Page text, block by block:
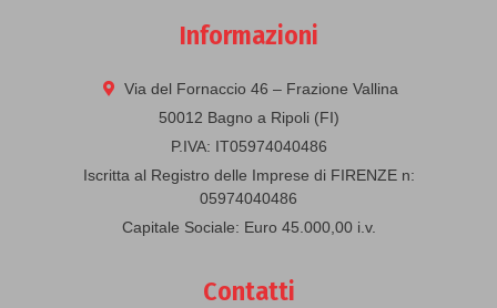
Informazioni
Via del Fornaccio 46 – Frazione Vallina
50012 Bagno a Ripoli (FI)
P.IVA: IT05974040486
Iscritta al Registro delle Imprese di FIRENZE n:
05974040486
Capitale Sociale: Euro 45.000,00 i.v.
Contatti